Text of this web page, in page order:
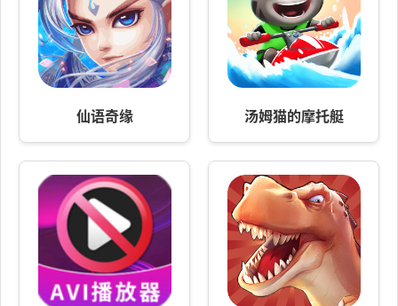
仙语奇缘 汤姆猫的摩托艇